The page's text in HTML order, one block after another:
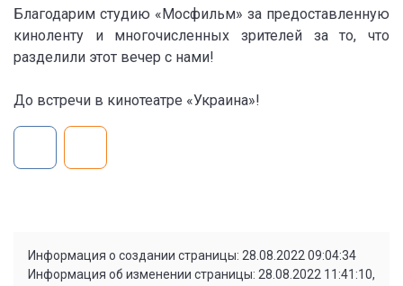
Благодарим студию «Мосфильм» за предоставленную
киноленту и многочисленных зрителей за то, что
разделили этот вечер с нами!
До встречи в кинотеатре «Украина»!
Информация о создании страницы: 28.08.2022 09:04:34
Информация об изменении страницы: 28.08.2022 11:41:10,